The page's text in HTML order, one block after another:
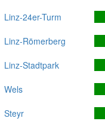
Linz-24er-Turm
Linz-Römerberg
Linz-Stadtpark
Wels
Steyr